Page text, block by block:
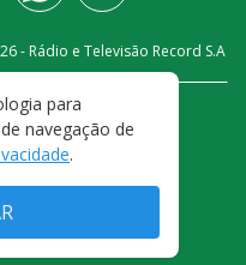
- Rádio e Televisão Record S.A
PRIVACIDADE
DE USO
para
navegação de
.